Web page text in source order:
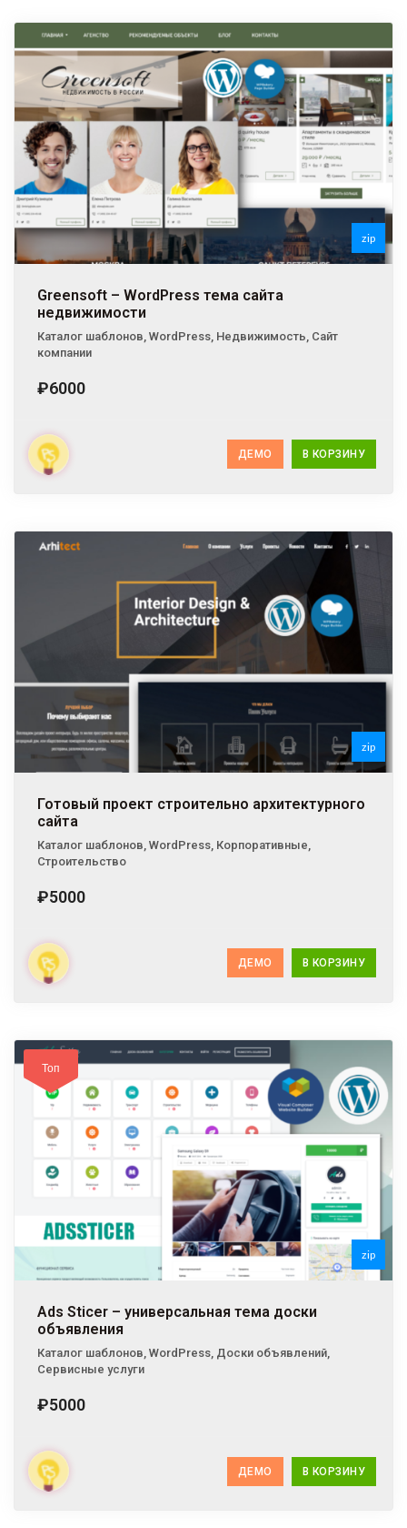
zip
zip
Greensoft – WordPress тема сайта
недвижимости
Каталог шаблонов WordPress Недвижимость Сайт
компании
₽6000
ДЕМО В КОРЗИНУ
zip
zip
Готовый проект строительно архитектурного
сайта
Каталог шаблонов WordPress Корпоративные
Строительство
₽5000
ДЕМО В КОРЗИНУ
Топ
zip
Ads Sticer – универсальная тема доски
объявления
Каталог шаблонов, WordPress, Доски объявлений,
Сервисные услуги
₽5000
ДЕМО В КОРЗИНУ